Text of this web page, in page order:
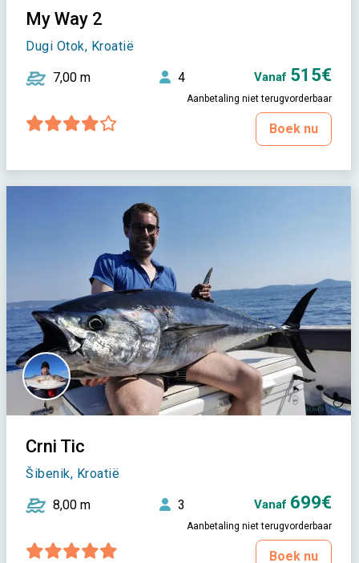
My Way 2
Dugi Otok, Kroatië
7,00 m 4 Vanaf 515€
Aanbetaling niet terugvorderbaar
Boek nu
Crni Tic
Šibenik, Kroatië
8,00 m 3 Vanaf 699€
Aanbetaling niet terugvorderbaar
Boek nu